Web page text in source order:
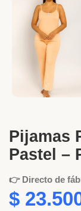
Pijamas
Pastel –
👉 Directo de
$